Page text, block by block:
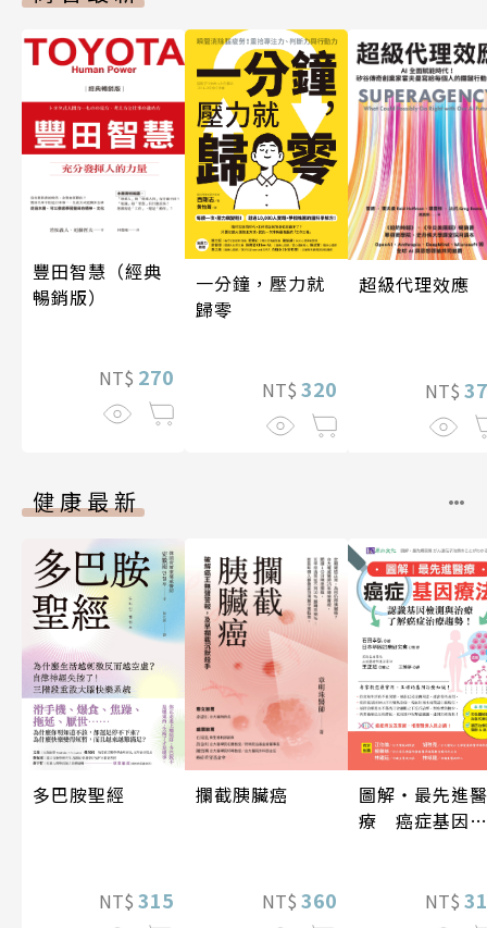
豐田智慧（經典
暢銷版）
NT$ 270
一分鐘，壓力就
歸零
NT$ 320
超級代理效應
NT$
健康最新
多巴胺聖經
NT$ 315
攔截胰臟癌
NT$ 360
圖解‧最先進醫
療 癌症基因療
NT$